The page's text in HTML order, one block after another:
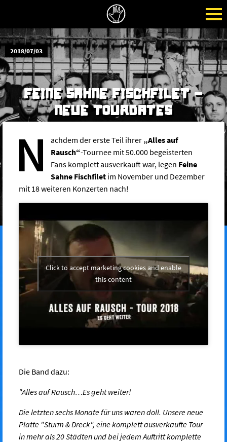
2018/07/03
FEINE SAHNE FISCHFILET -
NEUE TOURDATES
N achdem der erste Teil ihrer „Alles auf
Rausch“-Tournee mit 50.000 begeisterten
Fans komplett ausverkauft war, legen Feine
Sahne Fischfilet im November und Dezember
mit 18 weiteren Konzerten nach!
Click to accept marketing cookies and enable
this content
Die Band dazu:
"Alles auf Rausch…Es geht weiter!
Die letzten sechs Monate für uns waren doll. Unsere neue
Platte "Sturm & Dreck", eine komplett ausverkaufte Tour
in mehr als 20 Städten und bei jedem Auftritt komplette